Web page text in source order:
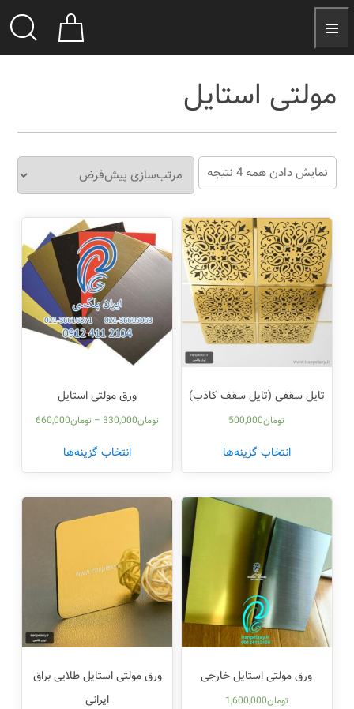
مولتی استایل
نمایش دادن همه 4 نتیجه
تایل سقفی (تایل سقف کاذب)
تومان500,000
انتخاب گزینه‌ها
ورق مولتی استایل
تومان330,000
– تومان660,000
انتخاب گزینه‌ها
ورق مولتی استایل خارجی
تومان1,600,000
ورق مولتی استایل طلایی براق
ایرانی